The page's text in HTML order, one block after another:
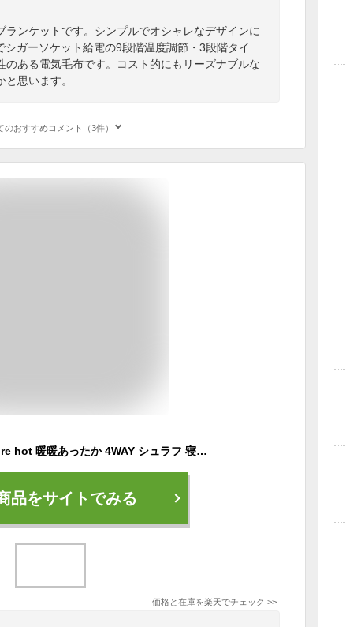
ンケットです。シンプルでオシャレなデザインに
ガーソケット給電の9段階温度調節・3段階タイ
のある電気毛布です。コスト的にもリーズナブルな
思います。
のおすすめコメント（3件）
【選ぶ景品付き】 more hot 暖暖あったか 4WAY シュラフ 寝袋 毛布 着る毛布 クッション ブランケット 掛け布団 スリーピングバッグ 蓄熱保温寝袋 段段あったか 保温ねぶくろ 蓄熱 非常用 防寒 寒さ対策 アウトドア 車中泊 だんだんあったか寝袋 あったか布団
品をサイトでみる
価格と在庫を楽天でチェック >>